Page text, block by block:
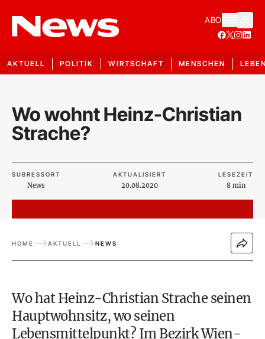
ABO
AKTUELL POLITIK WIRTSCHAFT MENSCHEN
Wo wohnt Heinz-Christian
Strache?
SUBRESSORT
News
AKTUALISIERT
20.08.2020
LESEZEIT
8 min
HOME AKTUELL NEWS
Wo hatHeinz-Christian Strache seinen
Hauptwohnsitz, wo seinen
Lebensmittelpunkt? Im Bezirk Wien-